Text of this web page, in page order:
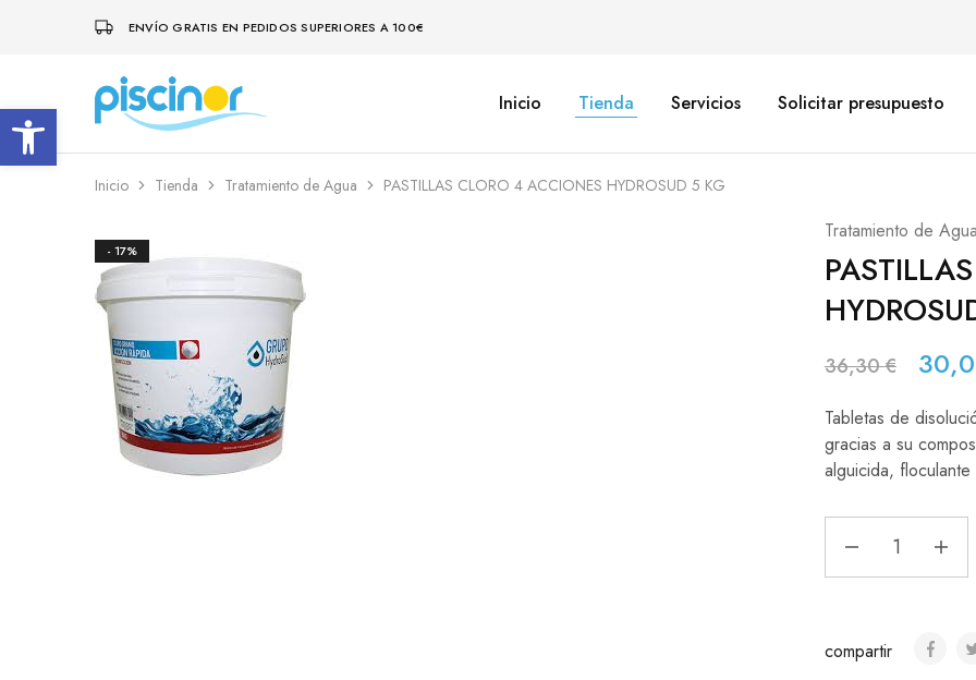
Abrir barra de herramientas
ENVÍO GRATIS EN PEDIDOS SUPERIORES A 100€
Piscinor
Diseño,
construcción
mantenimiento
de
piscinas
Inicio Tienda Servicios Solicitar presupuesto
Inicio Tienda Tratamiento de Agua PASTILLAS CLORO 4 ACCIONES HYDROSUD 5 KG
- 17%
Tratamiento de Agua
36,30€
Tabletas de
gracias a su
alguicida, floculante
compartir